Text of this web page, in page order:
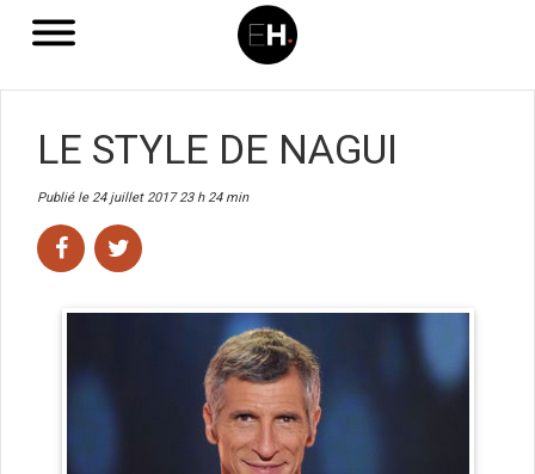
LE STYLE DE NAGUI
Publié le 24 juillet 2017 23 h 24 min